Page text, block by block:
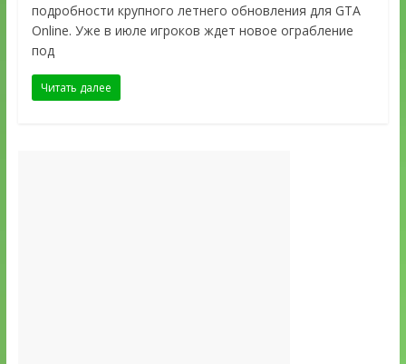
подробности крупного летнего обновления для GTA
Online. Уже в июле игроков ждет новое ограбление
под
Читать далее